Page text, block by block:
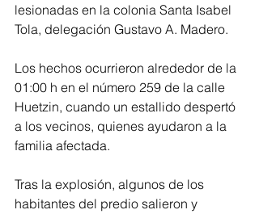
lesionadas en la colonia Santa Isabel
Tola, delegación Gustavo A. Madero.
Los hechos ocurrieron alrededor de la
01:00 h en el número 259 de la calle
Huetzin, cuando un estallido despertó
a los vecinos, quienes ayudaron a la
familia afectada.
Tras la explosión, algunos de los
habitantes del predio salieron y